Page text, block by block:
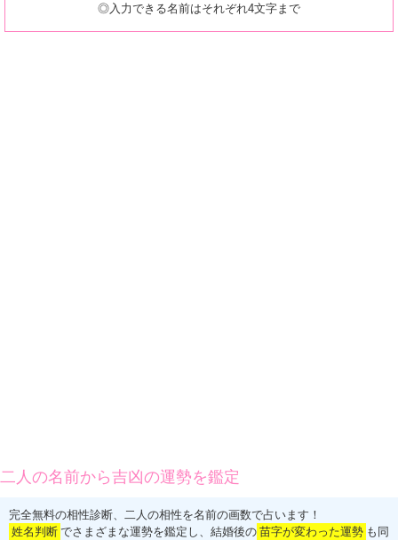
◎入力できる名前はそれぞれ4文字まで
二人の名前から吉凶の運勢を鑑定
完全無料の相性診断、二人の相性を名前の画数で占います！
姓名判断 でさまざまな運勢を鑑定し、結婚後の 苗字が変わった運勢 も同